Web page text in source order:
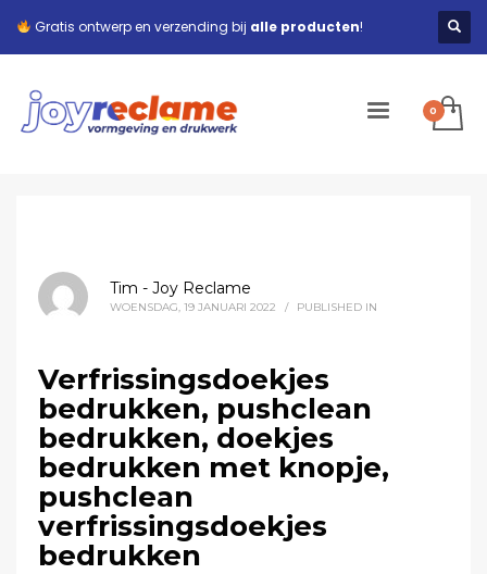
Gratis ontwerp en verzending bij alle producten!
Tim - Joy Reclame
WOENSDAG, 19 JANUARI 2022 / PUBLISHED IN
Verfrissingsdoekjes
bedrukken, pushclean
bedrukken, doekjes
bedrukken met knopje,
pushclean
verfrissingsdoekjes
bedrukken